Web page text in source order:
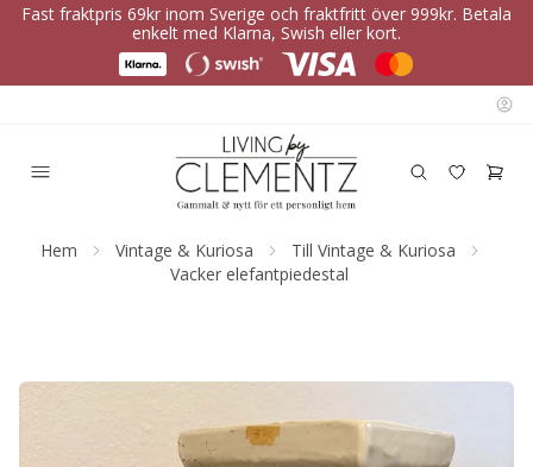
Fast fraktpris 69kr inom Sverige och fraktfritt över 999kr. Betala
enkelt med Klarna, Swish eller kort.
Hem Vintage & Kuriosa
Till Vintage & Kuriosa
Vacker elefantpiedestal